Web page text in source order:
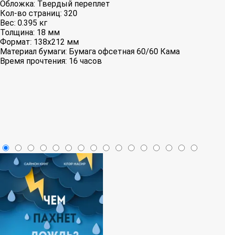
Обложка: Твердый переплет
Кол-во страниц: 320
Вес: 0.395 кг
Толщина: 18 мм
Формат: 138x212 мм
Материал бумаги: Бумага офсетная 60/60 Кама
Время прочтения: 16 часов